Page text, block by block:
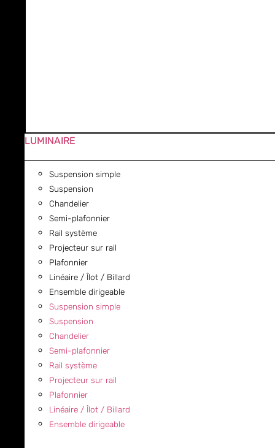
LUMINAIRE
Suspension simple
Suspension
Chandelier
Semi-plafonnier
Rail système
Projecteur sur rail
Plafonnier
Linéaire / Îlot / Billard
Ensemble dirigeable
Suspension simple
Suspension
Chandelier
Semi-plafonnier
Rail système
Projecteur sur rail
Plafonnier
Linéaire / Îlot / Billard
Ensemble dirigeable